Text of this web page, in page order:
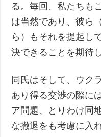
る。毎回、私たちも
は当然であり、彼ら
ら）もそれを提起し
決できることを期待
同氏はそして、ウク
あり得る交渉の際に
ア問題、とりわけ同
な撤退をも考慮に入